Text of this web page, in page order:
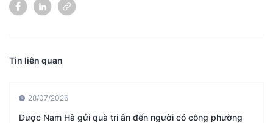
Tin liên quan
28/07/2026
Dược Nam Hà gửi quà tri ân đến người có công phường